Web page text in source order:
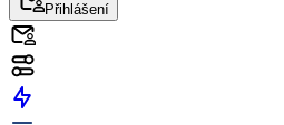
Přihlášení